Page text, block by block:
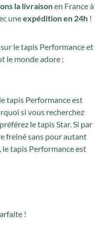
la livraisonen France à
uneexpédition en 24h !
le tapis Performance et
le monde adore :
tapis Performance est
si vous recherchez
le tapis Star. Si par
freiné sans pour autant
tapis Performance est
!